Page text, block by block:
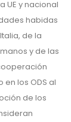
UE y nacional
habidas
de la
y de las
los ODS al
de los